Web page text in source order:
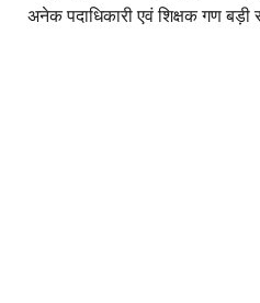
अनेक पदाधिकारी एवं शिक्षक गण